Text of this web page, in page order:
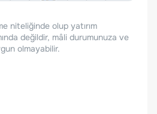
niteliğinde olup yatırım
değildir, mâli durumunuza ve
olmayabilir.